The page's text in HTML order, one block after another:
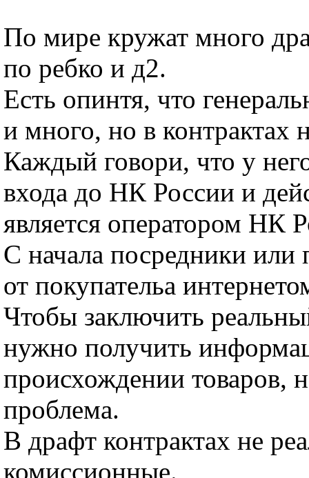
По мире кружат много
по ребко и д2.
Есть опинтя, что
и много, но в контрактах
Каждый говори, что у
входа до НК России и
является оператором НК
С начала посредники или
от покупательа
Чтобы заключить
нужно получить
происхождении товаров,
проблема.
В драфт контрактах не
комиссионные.